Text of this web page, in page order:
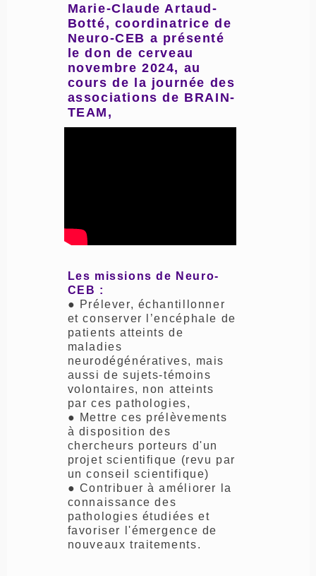
Marie-Claude Artaud-
Botté, coordinatrice de
Neuro-CEB a présenté
le don de cerveau
novembre 2024, au
cours de la journée des
associations de BRAIN-
TEAM,
Les missions de Neuro-
CEB :
● Prélever, échantillonner
et conserver l’encéphale de
patients atteints de
maladies
neurodégénératives, mais
aussi de sujets-témoins
volontaires, non atteints
par ces pathologies,
● Mettre ces prélèvements
à disposition des
chercheurs porteurs d'un
projet scientifique (revu par
un conseil scientifique)
● Contribuer à améliorer la
connaissance des
pathologies étudiées et
favoriser l'émergence de
nouveaux traitements.